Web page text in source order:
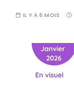
IL Y A 6 MOIS